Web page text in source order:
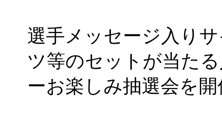
選手メッセージ入り
ツ等のセットが当た
ーお楽しみ抽選会を